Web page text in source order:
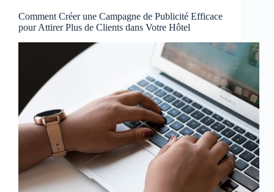
Comment Créer une Campagne de Publicité Efficace
pour Attirer Plus de Clients dans Votre Hôtel